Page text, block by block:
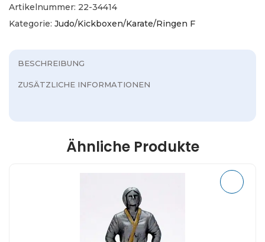
Artikelnummer: 22-34414
Kategorie: Judo/Kickboxen/Karate/Ringen F
BESCHREIBUNG
ZUSÄTZLICHE INFORMATIONEN
Ähnliche Produkte